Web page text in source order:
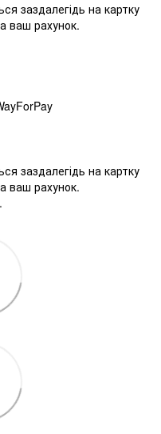
заздалегідь на картку
ваш рахунок.
заздалегідь на картку
ваш рахунок.